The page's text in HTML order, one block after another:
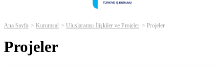
Ana Sayfa Kurumsal Uluslararası İlişkiler ve Projeler Projeler
Projeler